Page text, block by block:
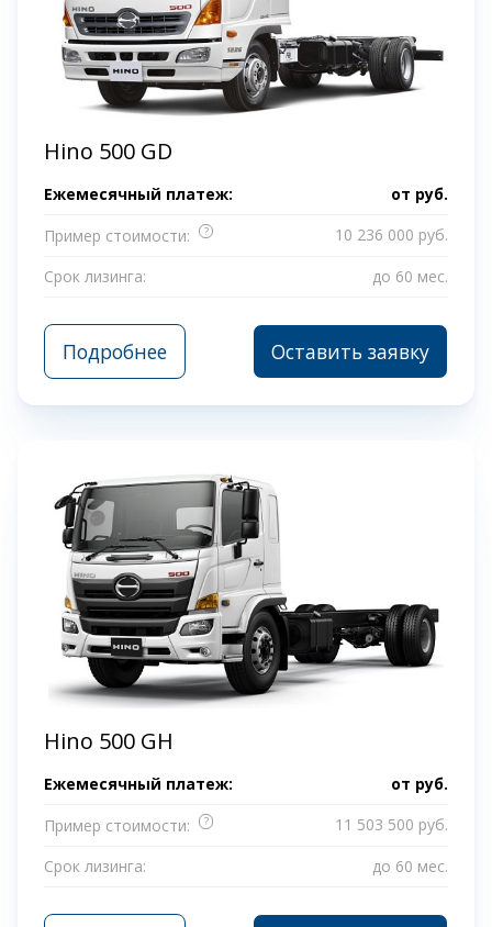
Hino 500 GD
Ежемесячный платеж: от руб.
Пример стоимости:
?
10 236 000 руб.
Срок лизинга:
до 60 мес.
Подробнее Оставить заявку
Hino 500 GH
Ежемесячный платеж: от руб.
Пример стоимости:
?
11 503 500 руб.
Срок лизинга:
до 60 мес.